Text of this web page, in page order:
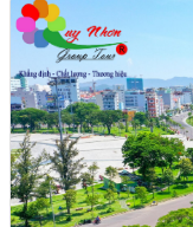
Tour Đà